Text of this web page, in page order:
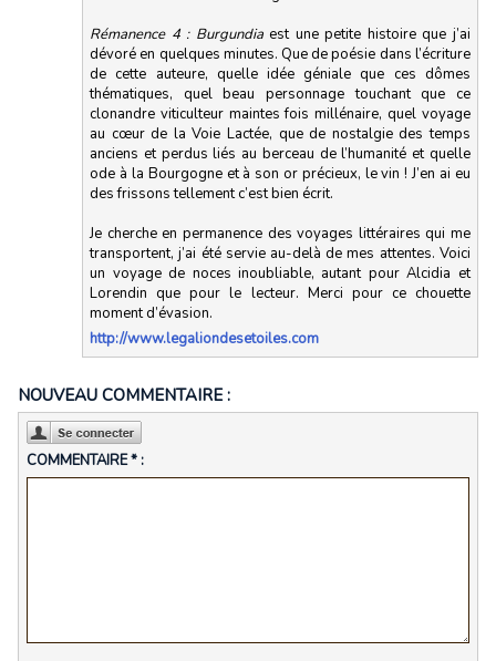
Rémanence 4 : Burgundiaest une petite histoire que j’ai
dévoré en quelques minutes. Que de poésie dans l’écriture
de cette auteure, quelle idée géniale que ces dômes
thématiques, quel beau personnage touchant que ce
clonandre viticulteur maintes fois millénaire, quel voyage
au cœur de la Voie Lactée, que de nostalgie des temps
anciens et perdus liés au berceau de l’humanité et quelle
ode à la Bourgogne et à son or précieux, le vin ! J’en ai eu
des frissons tellement c’est bien écrit.
Je cherche en permanence des voyages littéraires qui me
transportent, j’ai été servie au-delà de mes attentes. Voici
un voyage de noces inoubliable, autant pour Alcidia et
Lorendin que pour le lecteur. Merci pour ce chouette
moment d’évasion.
http://www.legaliondesetoiles.com
NOUVEAU COMMENTAIRE :
COMMENTAIRE * :